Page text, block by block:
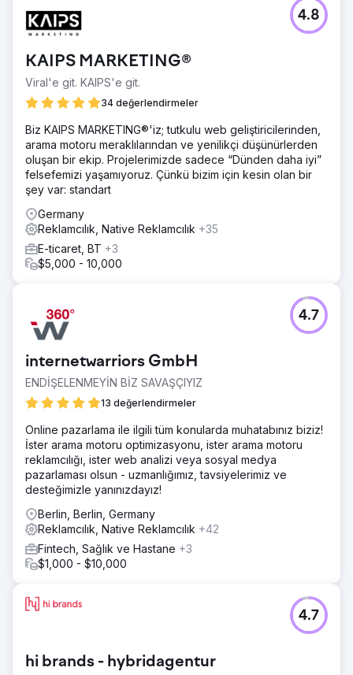
KAIPS MARKETING®
Viral'e git. KAIPS'e git.
34 değerlendirmeler
4.8
Biz KAIPS MARKETING®'iz; tutkulu web geliştiricilerinden,
arama motoru meraklılarından ve yenilikçi düşünürlerden
oluşan bir ekip. Projelerimizde sadece “Dünden daha iyi”
felsefemizi yaşamıyoruz. Çünkü bizim için kesin olan bir
şey var: standart
Germany
Reklamcılık, Native Reklamcılık +35
E-ticaret, BT +3
$5,000 - 10,000
internetwarriors GmbH
ENDİŞELENMEYİN BİZ SAVAŞÇIYIZ
13 değerlendirmeler
4.7
Online pazarlama ile ilgili tüm konularda muhatabınız biziz!
İster arama motoru optimizasyonu, ister arama motoru
reklamcılığı, ister web analizi veya sosyal medya
pazarlaması olsun - uzmanlığımız, tavsiyelerimiz ve
desteğimizle yanınızdayız!
Berlin, Berlin, Germany
Reklamcılık, Native Reklamcılık +42
Fintech, Sağlık ve Hastane +3
$1,000 - $10,000
hi brands - hybridagentur
4.7